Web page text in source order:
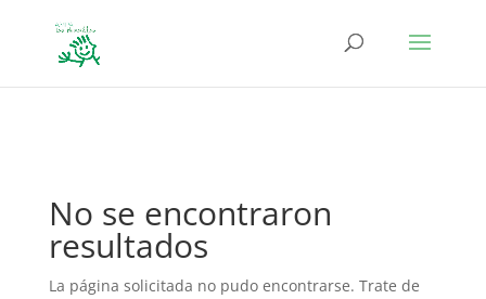
No se encontraron
resultados
La página solicitada no pudo encontrarse. Trate de